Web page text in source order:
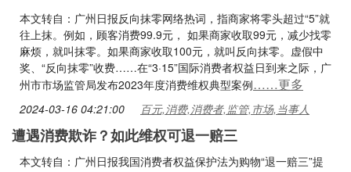
本文转自：广州日报反向抹零网络热词，指商家将零头超过“5”就
往上抹。例如，顾客消费99.9元， 如果商家收取99元，减少找零
麻烦，就叫抹零。如果商家收取100元，就叫反向抹零。虚假中
奖、“反向抹零”收费……在“3·15”国际消费者权益日到来之际，广
州市市场监管局发布2023年度消费维权典型案例……更多
2024-03-16 04:21:00 百元,消费,消费者,监管,市场,当事人
遭遇消费欺诈？如此维权可退一赔三
本文转自：广州日报我国消费者权益保护法为购物“退一赔三”提